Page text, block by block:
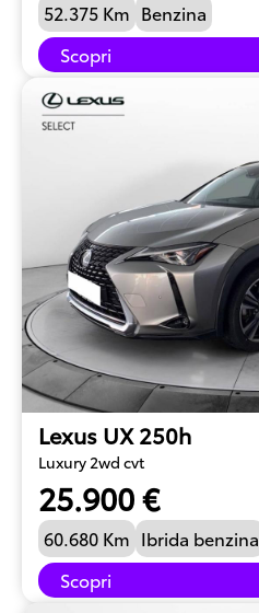
52.375 Km Benzina
Scopri
Lexus UX 250h
Luxury 2wd cvt
25.900 €
60.680 Km Ibrida benzina
Scopri